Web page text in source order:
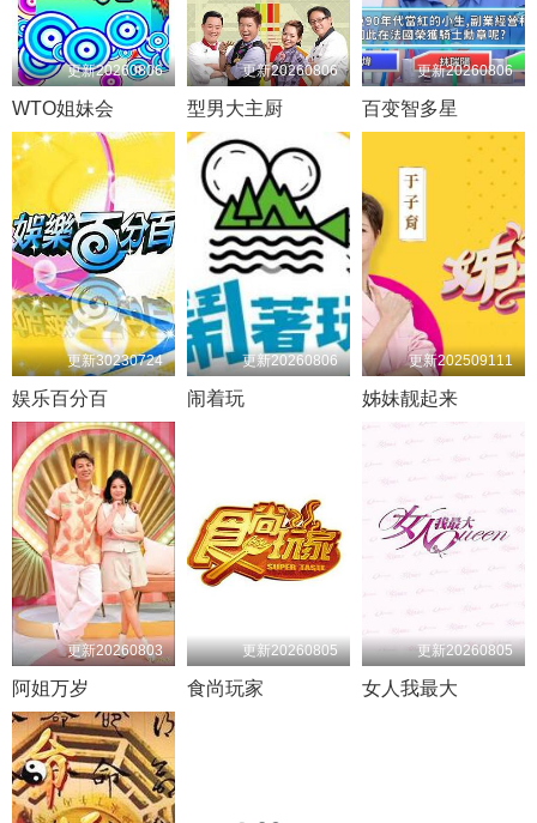
更新20260806
WTO姐妹会
更新20260806
型男大主厨
更新20260806
百变智多星
更新30230724
娱乐百分百
更新20260806
闹着玩
更新202509111
姊妹靓起来
更新20260803
阿姐万岁
更新20260805
食尚玩家
更新20260805
女人我最大